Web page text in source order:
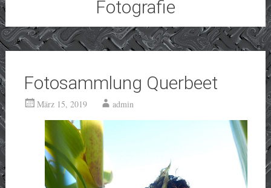
Fotografie
Fotosammlung Querbeet
März 15, 2019 admin